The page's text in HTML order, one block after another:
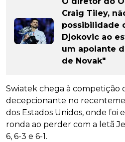
Craig Tiley,
possibilidade
Djokovic ao
um apoiante
de Novak"
Swiatek chega à competição
decepcionante no
dos Estados Unidos, onde foi
ronda ao perder com a letã
6, 6-3 e 6-1.